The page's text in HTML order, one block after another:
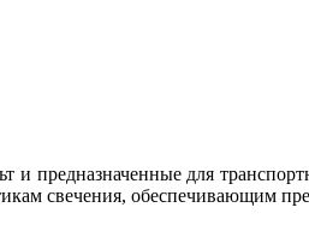
и предназначенные для
свечения, обеспечивающим